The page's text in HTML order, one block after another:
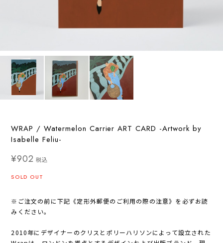
WRAP / Watermelon Carrier ART CARD -Artwork by
Isabelle Feliu-
¥902 税込
SOLD OUT
※ご注文の前に下記《定形外郵便のご利用の際の注意》を必ずお読
みください。
2010年にデザイナーのクリスとポリーハリソンによって設立された